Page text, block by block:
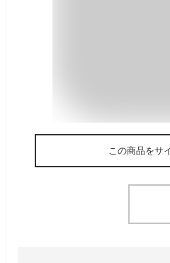
この商品をサ